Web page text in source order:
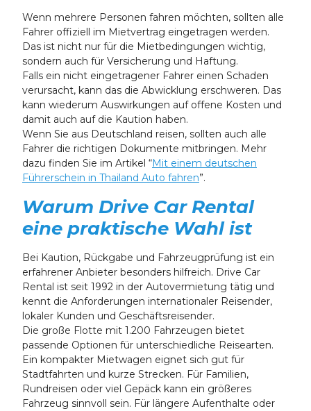
Wenn mehrere Personen fahren möchten, sollten alle
Fahrer offiziell im Mietvertrag eingetragen werden.
Das ist nicht nur für die Mietbedingungen wichtig,
sondern auch für Versicherung und Haftung.
Falls ein nicht eingetragener Fahrer einen Schaden
verursacht, kann das die Abwicklung erschweren. Das
kann wiederum Auswirkungen auf offene Kosten und
damit auch auf die Kaution haben.
Wenn Sie aus Deutschland reisen, sollten auch alle
Fahrer die richtigen Dokumente mitbringen. Mehr
dazu finden Sie im Artikel “Mit einem deutschen
Führerschein in Thailand Auto fahren”.
Warum Drive Car Rental
eine praktische Wahl ist
Bei Kaution, Rückgabe und Fahrzeugprüfung ist ein
erfahrener Anbieter besonders hilfreich. Drive Car
Rental ist seit 1992 in der Autovermietung tätig und
kennt die Anforderungen internationaler Reisender,
lokaler Kunden und Geschäftsreisender.
Die große Flotte mit 1.200 Fahrzeugen bietet
passende Optionen für unterschiedliche Reisearten.
Ein kompakter Mietwagen eignet sich gut für
Stadtfahrten und kurze Strecken. Für Familien,
Rundreisen oder viel Gepäck kann ein größeres
Fahrzeug sinnvoll sein. Für längere Aufenthalte oder